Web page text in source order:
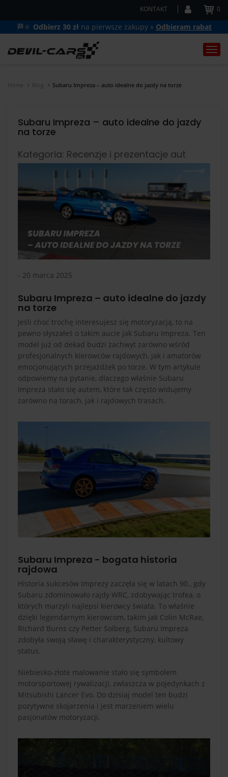
KONTAKT 0
🏁🔆 Odbierz 30 zł na pierwsze zakupy » Odbieram rabat
Home Blog Subaru Impreza – auto idealne do jazdy na torze
Subaru Impreza – auto idealne do jazdy
na torze
Kategoria: Recenzje i prezentacje aut
- 20 marca 2025
Subaru Impreza – auto idealne do jazdy
na torze
Jeśli choć trochę interesujesz się motoryzacją, to na
pewno słyszałeś o takim aucie jak Subaru Impreza. Ten
model już od dekad budzi zachwyt zarówno wśród
profesjonalnych kierowców rajdowych, jak i amatorów
emocjonujących przejażdżek po torze. W tym artykule
odpowiemy na pytanie, dlaczego właśnie Subaru
Impreza stało się autem, które tak często widujemy
zarówno na torach, jak i rajdowych trasach.
Subaru Impreza - bogata historia
rajdowa
Historia sukcesów Imprezy zaczęła się w latach 90., gdy
Subaru zdominowało rajdy WRC, zdobywając trofea, o
których marzyli najlepsi kierowcy świata. To właśnie
dzięki legendarnym kierowcom, takim jak Colin McRae,
Richard Burns czy Petter Solberg, Subaru Impreza
zdobyła swoją sławę i charakterystyczny, kultowy
status.
Niebiesko-złote malowanie stało się symbolem
motorsportowej rywalizacji, zwłaszcza w pojedynkach z
Mitsubishi Lancer Evo. Do dzisiaj model ten budzi
pozytywne skojarzenia i jest marzeniem wielu
pasjonatów motoryzacji.